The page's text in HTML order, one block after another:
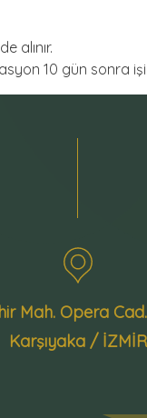
alınır.
10 gün sonra
Mah. Opera
Karşıyaka / İZMİR